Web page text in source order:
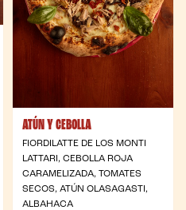
ATÚN Y CEBOLLA
FIORDILATTE DE LOS MONTI
LATTARI, CEBOLLA ROJA
CARAMELIZADA, TOMATES
SECOS, ATÚN OLASAGASTI,
ALBAHACA